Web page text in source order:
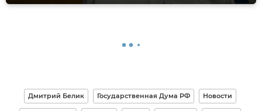
Дмитрий Белик Государственная Дума РФ Новости